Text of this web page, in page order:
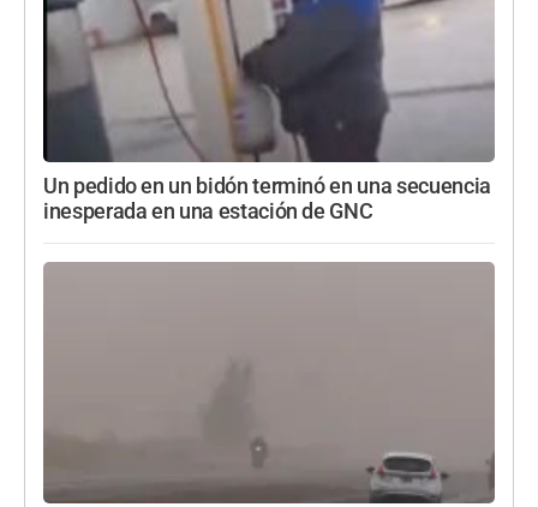
Un pedido en un bidón terminó en una secuencia
inesperada en una estación de GNC